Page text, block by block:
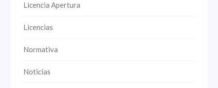
Licencia Apertura
Licencias
Normativa
Noticias